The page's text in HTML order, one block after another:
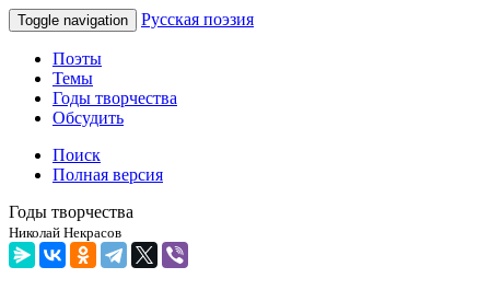
Toggle navigation Русская поэзия
Поэты
Темы
Годы творчества
Обсудить
Поиск
Полная версия
Годы творчества
Николай Некрасов